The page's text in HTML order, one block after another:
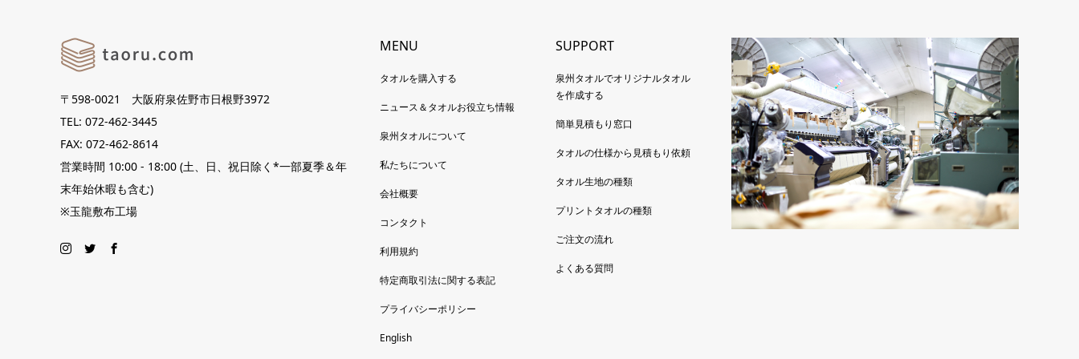
〒598-0021 大阪府泉佐野市日根野3972
TEL: 072-462-3445
FAX: 072-462-8614
営業時間 10:00 - 18:00 (土、日、祝日除く*一部夏季＆年
末年始休暇も含む)
※玉龍敷布工場
MENU
タオルを購入する
ニュース＆タオルお役立ち情報
泉州タオルについて
私たちについて
会社概要
コンタクト
利用規約
特定商取引法に関する表記
プライバシーポリシー
English
SUPPORT
泉州タオルでオリジナルタオル
を作成する
簡単見積もり窓口
タオルの仕様から見積もり依頼
タオル生地の種類
プリントタオルの種類
ご注文の流れ
よくある質問